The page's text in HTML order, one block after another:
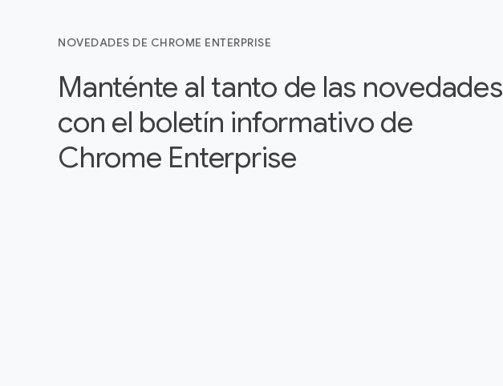
NOVEDADES DE CHROME ENTERPRISE
Manténte al tanto de las novedades
con el boletín informativo de
Chrome Enterprise